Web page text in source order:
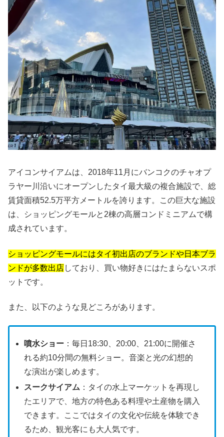
アイコンサイアムは、2018年11月にバンコクのチャオプ
ラヤー川沿いにオープンしたタイ最大級の複合施設で、総
賃貸面積52.5万平方メートルを誇ります。この巨大な施設
は、ショッピングモールと2棟の高層コンドミニアムで構
成されています。
ショッピングモールにはタイ初出店のブランドや日本ブラ
ンドが多数出店しており、買い物好きにはたまらないスポ
ットです。
また、以下のような見どころがあります。
噴水ショー ：毎日18:30、20:00、21:00に開催さ
れる約10分間の無料ショー。音楽と光の幻想的
な演出が楽しめます。
スークサイアム ：タイの水上マーケットを再現し
たエリアで、地方の特色ある料理や土産物を購入
できます。ここではタイの文化や伝統を体験でき
るため、観光客にも大人気です。